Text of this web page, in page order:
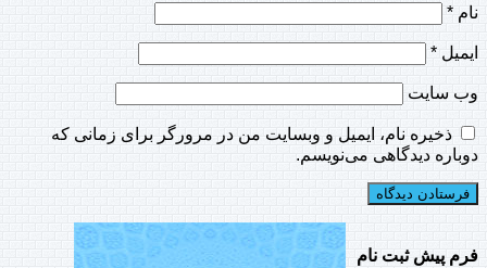
نام *
ایمیل *
وب‌ سایت
ذخیره نام، ایمیل و وبسایت من در مرورگر برای زمانی که
دوباره دیدگاهی می‌نویسم.
فرم پیش ثبت نام